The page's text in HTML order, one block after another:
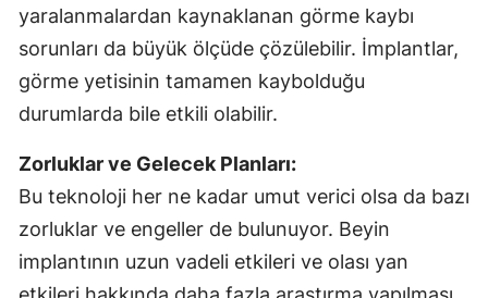
yaralanmalardan kaynaklanan görme kaybı
sorunları da büyük ölçüde çözülebilir. İmplantlar,
görme yetisinin tamamen kaybolduğu
durumlarda bile etkili olabilir.
Zorluklar ve Gelecek Planları:
Bu teknoloji her ne kadar umut verici olsa da bazı
zorluklar ve engeller de bulunuyor. Beyin
implantının uzun vadeli etkileri ve olası yan